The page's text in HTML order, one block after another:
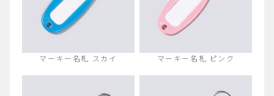
マーキー名札 スカイ マーキー名札 ピンク